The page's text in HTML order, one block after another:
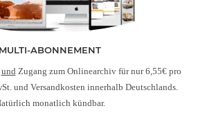
MULTI-ABONNEMENT
und Zugang zum Onlinearchiv für nur 6,55€ pro
und Versandkosten innerhalb Deutschlands.
monatlich kündbar.